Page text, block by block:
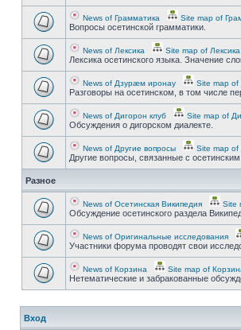
News of Грамматика Site map of
Вопросы осетинской грамматики.
News of Лексика Site map of Лексика
Лексика осетинского языка. Значение
News of Дзурæм иронау Site map
Разговоры на осетинском, в том числе
News of Дигорон клуб Site map of
Обсуждения о дигорском диалекте.
News of Другие вопросы Site map of
Другие вопросы, связанные с
Разное
News of Осетинская Википедия Site
Обсуждение осетинского раздела
News of Оригинальные исследования
Участники форума проводят свои
News of Корзина Site map of
Нетематические и забракованные
Вход